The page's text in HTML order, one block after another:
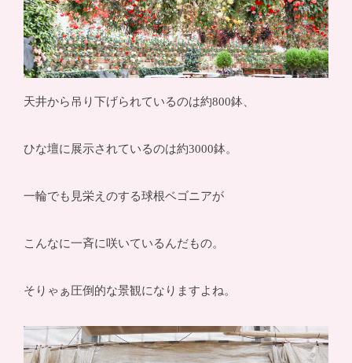
天井から吊り下げられているのは約800鉢、
ひな壇に展示されているのは約3000鉢。
一輪でも見栄えのする球根ベゴニアが
こんなに一斉に咲いているんだもの。
そりゃぁ圧倒的な景観になりますよね。